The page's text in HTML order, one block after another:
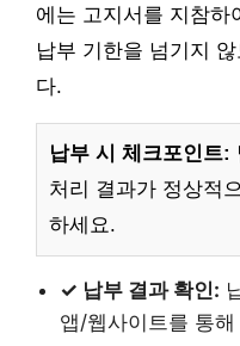
에는 고지서를 지참하
납부 기한을 넘기지
다.
납부 시 체크포인트:
처리 결과가 정상적
하세요.
✓ 납부 결과 확인:
앱/웹사이트를 통